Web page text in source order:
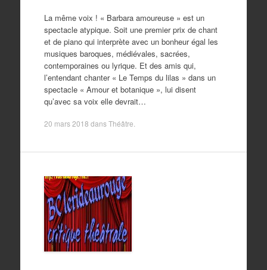
La même voix ! « Barbara amoureuse » est un
spectacle atypique. Soit une premier prix de chant
et de piano qui interprète avec un bonheur égal les
musiques baroques, médiévales, sacrées,
contemporaines ou lyrique. Et des amis qui,
l’entendant chanter « Le Temps du lilas » dans un
spectacle « Amour et botanique », lui disent
qu’avec sa voix elle devrait…
20 mars 2018 dansThéâtre